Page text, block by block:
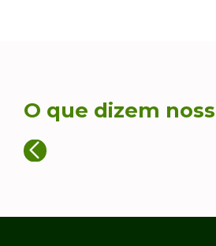
O que dizem